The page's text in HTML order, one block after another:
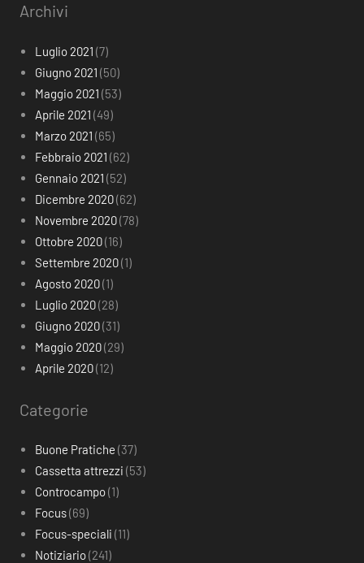
Archivi
Luglio 2021 (7)
Giugno 2021 (50)
Maggio 2021 (53)
Aprile 2021 (49)
Marzo 2021 (65)
Febbraio 2021 (62)
Gennaio 2021 (52)
Dicembre 2020(62)
Novembre 2020(78)
Ottobre 2020(16)
Settembre 2020(1)
Agosto 2020(1)
Luglio 2020(28)
Giugno 2020(31)
Maggio 2020(29)
Aprile 2020(12)
Categorie
Buone Pratiche (37)
Cassetta attrezzi (53)
Controcampo(1)
Focus(69)
Focus-speciali (11)
Notiziario(241)